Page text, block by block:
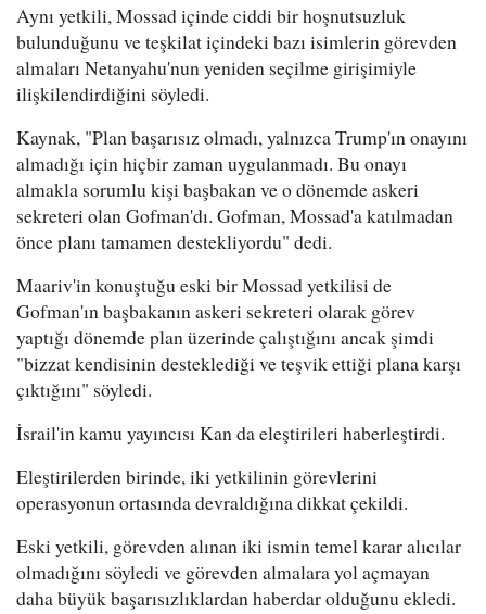
Aynı yetkili, Mossad içinde ciddi bir hoşnutsuzluk
bulunduğunu ve teşkilat içindeki bazı isimlerin görevden
almaları Netanyahu'nun yeniden seçilme girişimiyle
ilişkilendirdiğini söyledi.
Kaynak, "Plan başarısız olmadı, yalnızca Trump'ın onayını
almadığı için hiçbir zaman uygulanmadı. Bu onayı
almakla sorumlu kişi başbakan ve o dönemde askeri
sekreteri olan Gofman'dı. Gofman, Mossad'a katılmadan
önce planı tamamen destekliyordu" dedi.
Maariv'in konuştuğu eski bir Mossad yetkilisi de
Gofman'ın başbakanın askeri sekreteri olarak görev
yaptığı dönemde plan üzerinde çalıştığını ancak şimdi
"bizzat kendisinin desteklediği ve teşvik ettiği plana karşı
çıktığını" söyledi.
İsrail'in kamu yayıncısı Kan da eleştirileri haberleştirdi.
Eleştirilerden birinde, iki yetkilinin görevlerini
operasyonun ortasında devraldığına dikkat çekildi.
Eski yetkili, görevden alınan iki ismin temel karar alıcılar
olmadığını söyledi ve görevden almalara yol açmayan
daha büyük başarısızlıklardan haberdar olduğunu ekledi.